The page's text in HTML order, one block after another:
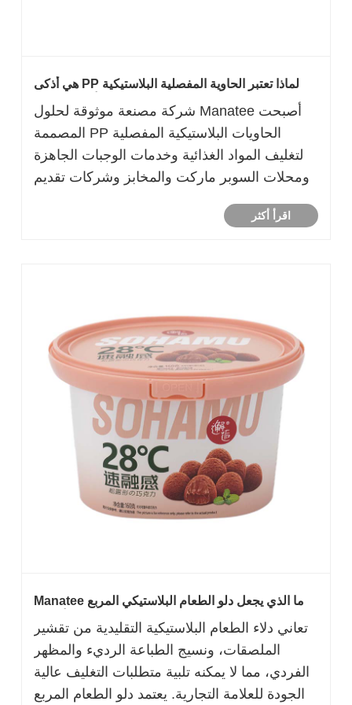
لماذا تعتبر الحاوية المفصلية البلاستيكية PP هي أذكى
أصبحت Manatee شركة مصنعة موثوقة لحلول
الحاويات البلاستيكية المفصلية PP المصممة
لتغليف المواد الغذائية وخدمات الوجبات الجاهزة
ومحلات السوبر ماركت والمخابز وشركات تقديم
بروبيلين الممتازة، وتوفر مقاومة ممتازة للحرارة،
اقرأ أكثر
ما الذي يجعل دلو الطعام البلاستيكي المربع Manatee
تعاني دلاء الطعام البلاستيكية التقليدية من تقشير
الملصقات، ونسيج الطباعة الرديء والمظهر
الفردي، مما لا يمكنه تلبية متطلبات التغليف عالية
الجودة للعلامة التجارية. يعتمد دلو الطعام المربع